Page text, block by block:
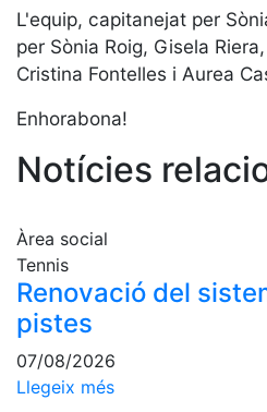
Estructura
executiva
Serveis
Instal·lacions
(FAQs)
Treballa amb
nosaltres
Tennis
L'equip, capitanejat per
per Sònia Roig, Gisela
Cristina Fontelles i Aurea
Enhorabona!
Notícies
Àrea social
Tennis
Renovació del
pistes
07/08/2026
Llegeix més